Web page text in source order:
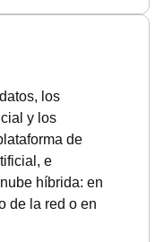
los
y los
de
e
híbrida: en
de la red o en